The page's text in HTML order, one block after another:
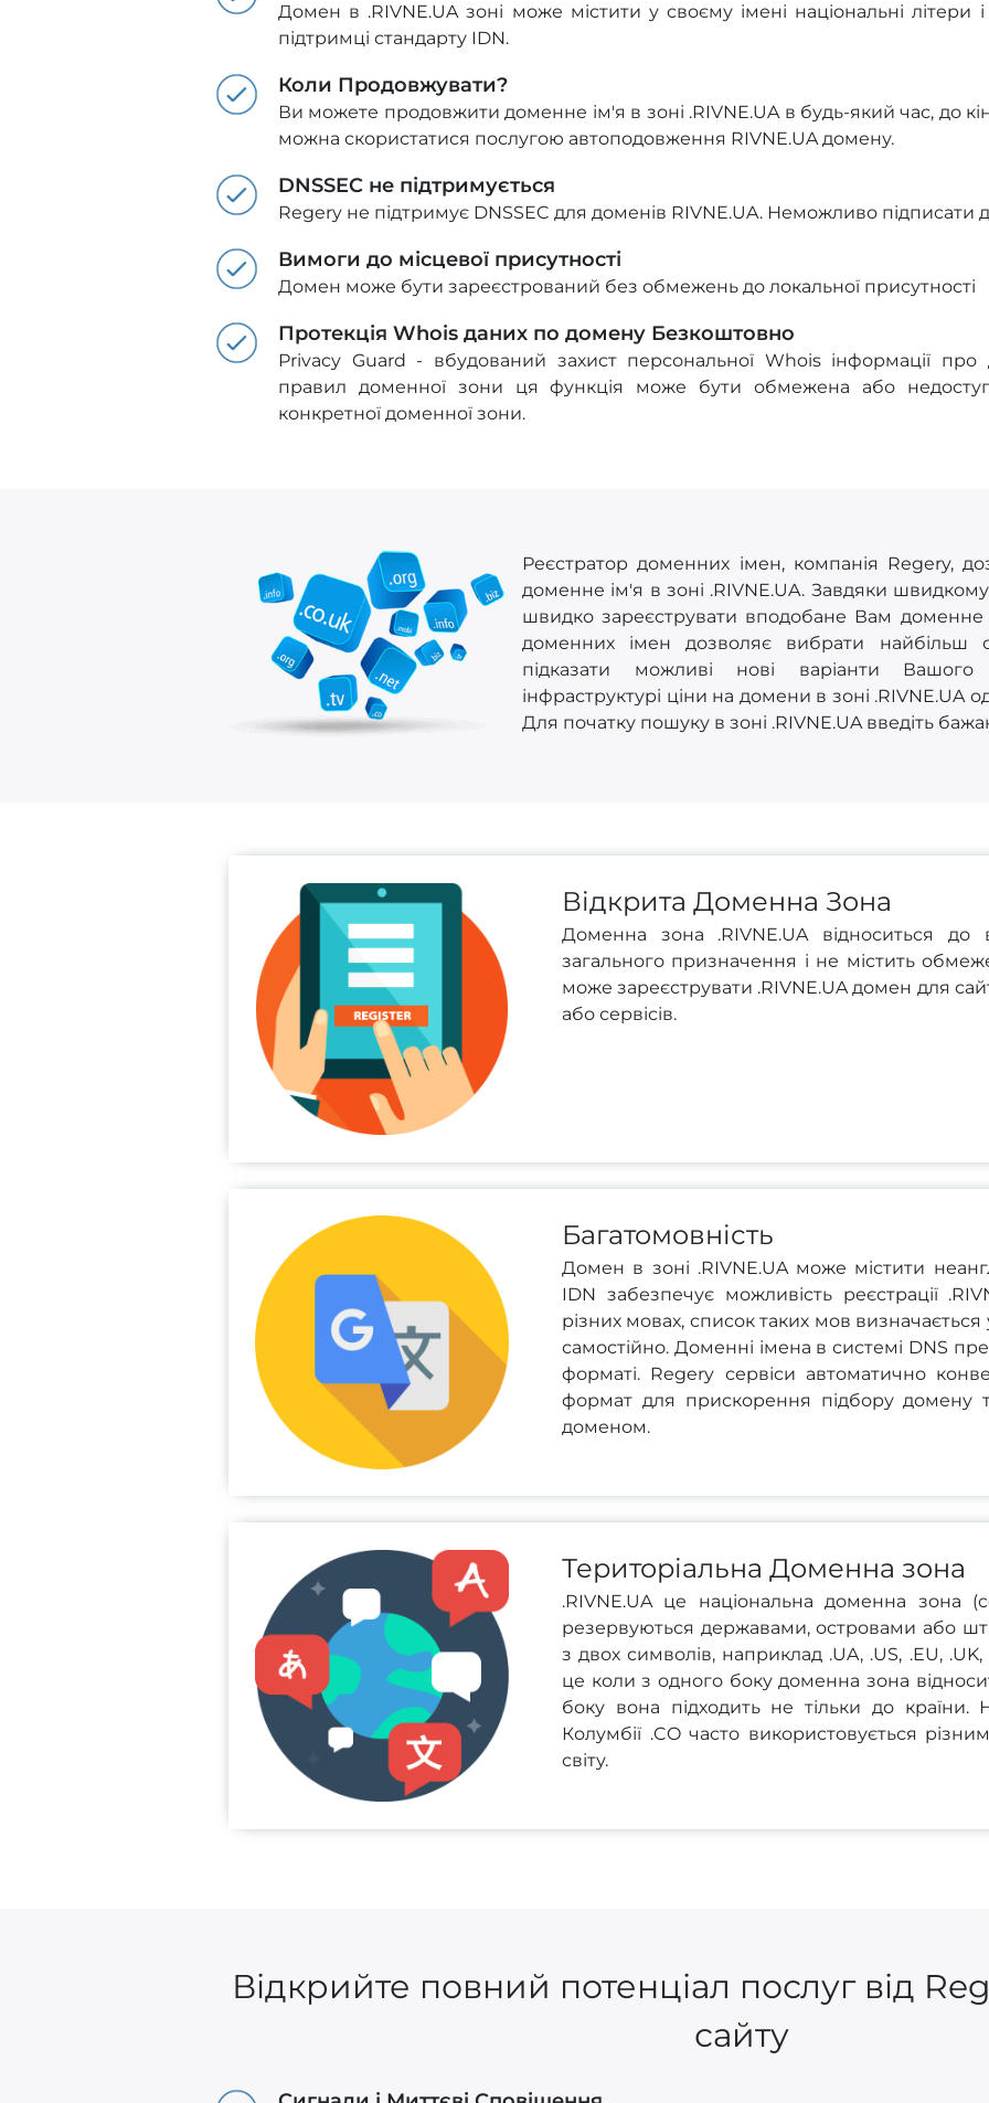
Домен в .RIVNE.UA зоні може містити у своєму імені національні літери
підтримці стандарту IDN.
Коли Продовжувати?
Ви можете продовжити доменне ім'я в зоні .RIVNE.UA в будь-який час, до
можна скористатися послугою автоподовження RIVNE.UA домену.
DNSSEC не підтримується
Regery не підтримує DNSSEC для доменів RIVNE.UA. Неможливо підписати
Вимоги до місцевої присутності
Домен може бути зареєстрований без обмежень до локальної присутності
Протекція Whois даних по домену Безкоштовно
Privacy Guard - вбудований захист персональної Whois інформації
правил доменної зони ця функція може бути обмежена або
конкретної доменної зони.
Реєстратор доменних імен, компанія Regery,
доменне ім'я в зоні .RIVNE.UA. Завдяки
швидко зареєструвати вподобане Вам доменне
доменних імен дозволяє вибрати найбільш
підказати можливі нові варіанти Вашого
інфраструктурі ціни на домени в зоні .RIVNE.UA
Для початку пошуку в зоні .RIVNE.UA введіть
Відкрита Доменна Зона
Доменна зона .RIVNE.UA відноситься до
загального призначення і не містить
може зареєструвати .RIVNE.UA домен для
або сервісів.
Багатомовність
Домен в зоні .RIVNE.UA може містити
IDN забезпечує можливість реєстрації
різних мовах, список таких мов визначається
самостійно. Доменні імена в системі DNS
форматі. Regery сервіси автоматично
формат для прискорення підбору домену
доменом.
Територіальна Доменна зона
.RIVNE.UA це національна доменна зона
резервуються державами, островами або
з двох символів, наприклад .UA, .US, .EU,
це коли з одного боку доменна зона
боку вона підходить не тільки до
Колумбії .CO часто використовується
світу.
Відкрийте повний потенціал послуг від
сайту